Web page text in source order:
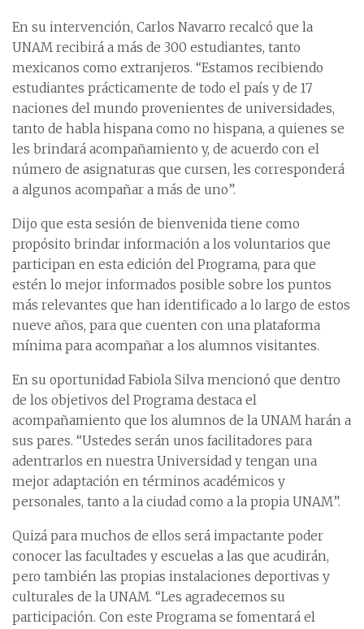
En su intervención, Carlos Navarro recalcó que la
UNAM recibirá a más de 300 estudiantes, tanto
mexicanos como extranjeros. “Estamos recibiendo
estudiantes prácticamente de todo el país y de 17
naciones del mundo provenientes de universidades,
tanto de habla hispana como no hispana, a quienes se
les brindará acompañamiento y, de acuerdo con el
número de asignaturas que cursen, les corresponderá
a algunos acompañar a más de uno”.
Dijo que esta sesión de bienvenida tiene como
propósito brindar información a los voluntarios que
participan en esta edición del Programa, para que
estén lo mejor informados posible sobre los puntos
más relevantes que han identificado a lo largo de estos
nueve años, para que cuenten con una plataforma
mínima para acompañar a los alumnos visitantes.
En su oportunidad Fabiola Silva mencionó que dentro
de los objetivos del Programa destaca el
acompañamiento que los alumnos de la UNAM harán a
sus pares. “Ustedes serán unos facilitadores para
adentrarlos en nuestra Universidad y tengan una
mejor adaptación en términos académicos y
personales, tanto a la ciudad como a la propia UNAM”.
Quizá para muchos de ellos será impactante poder
conocer las facultades y escuelas a las que acudirán,
pero también las propias instalaciones deportivas y
culturales de la UNAM. “Les agradecemos su
participación. Con este Programa se fomentará el